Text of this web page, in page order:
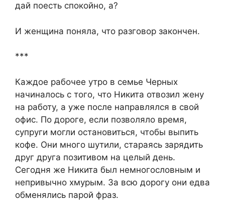
дай поесть спокойно, а?
И женщина поняла, что разговор закончен.
***
Каждое рабочее утро в семье Черных
начиналось с того, что Никита отвозил жену
на работу, а уже после направлялся в свой
офис. По дороге, если позволяло время,
супруги могли остановиться, чтобы выпить
кофе. Они много шутили, стараясь зарядить
друг друга позитивом на целый день.
Сегодня же Никита был немногословным и
непривычно хмурым. За всю дорогу они едва
обменялись парой фраз.